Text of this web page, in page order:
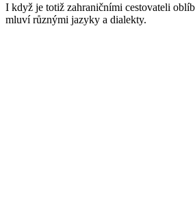
I když je totiž zahraničními cestovateli
mluví různými jazyky a dialekty.